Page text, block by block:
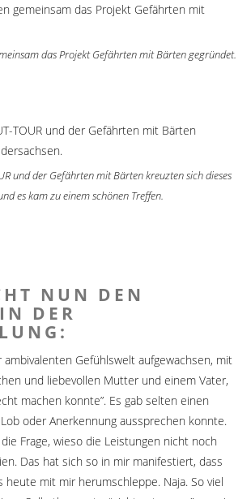
das Projekt Gefährten mit Bärten gegründet.
und der Gefährten mit Bärten kreuzten sich dieses
es kam zu einem schönen Treffen.
NUN DEN
DER
Gefühlswelt aufgewachsen, mit
und liebevollen Mutter und einem Vater,
machen konnte”. Es gab selten einen
oder Anerkennung aussprechen konnte.
Frage, wieso die Leistungen nicht noch
Das hat sich so in mir manifestiert, dass
heute mit mir herumschleppe. Naja. So viel